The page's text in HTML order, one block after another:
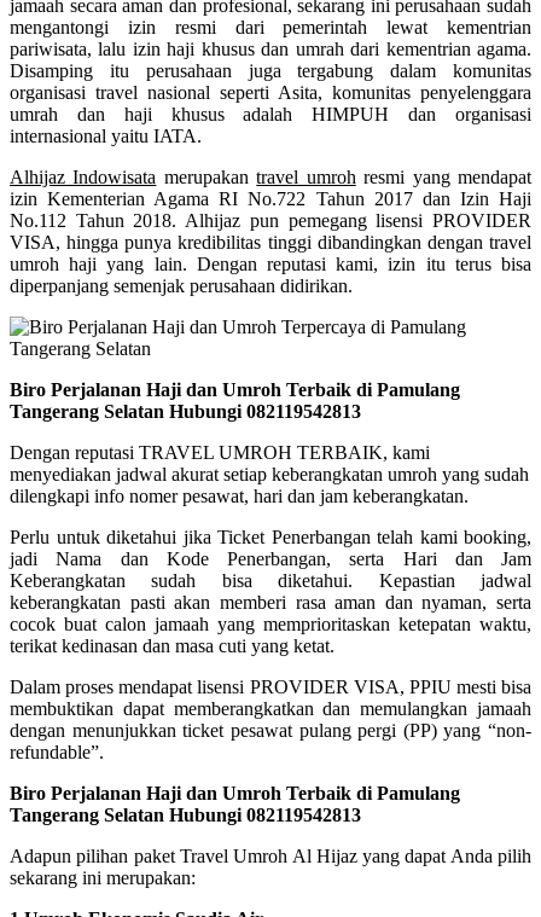
jamaah secara aman dan profesional, sekarang ini perusahaan sudah
mengantongi izin resmi dari pemerintah lewat kementrian
pariwisata, lalu izin haji khusus dan umrah dari kementrian agama.
Disamping itu perusahaan juga tergabung dalam komunitas
organisasi travel nasional seperti Asita, komunitas penyelenggara
umrah dan haji khusus adalah HIMPUH dan organisasi
internasional yaitu IATA.
Alhijaz Indowisata merupakantravel umroh resmi yang mendapat
izin Kementerian Agama RI No.722 Tahun 2017 dan Izin Haji
No.112 Tahun 2018. Alhijaz pun pemegang lisensi PROVIDER
VISA, hingga punya kredibilitas tinggi dibandingkan dengan travel
umroh haji yang lain. Dengan reputasi kami, izin itu terus bisa
diperpanjang semenjak perusahaan didirikan.
Biro Perjalanan Haji dan Umroh Terbaik di Pamulang
Tangerang Selatan Hubungi 082119542813
Dengan reputasi TRAVEL UMROH TERBAIK, kami
menyediakan jadwal akurat setiap keberangkatan umroh yang sudah
dilengkapi info nomer pesawat, hari dan jam keberangkatan.
Perlu untuk diketahui jika Ticket Penerbangan telah kami booking,
jadi Nama dan Kode Penerbangan, serta Hari dan Jam
Keberangkatan sudah bisa diketahui. Kepastian jadwal
keberangkatan pasti akan memberi rasa aman dan nyaman, serta
cocok buat calon jamaah yang memprioritaskan ketepatan waktu,
terikat kedinasan dan masa cuti yang ketat.
Dalam proses mendapat lisensi PROVIDER VISA, PPIU mesti bisa
membuktikan dapat memberangkatkan dan memulangkan jamaah
dengan menunjukkan ticket pesawat pulang pergi (PP) yang “non-
refundable”.
Biro Perjalanan Haji dan Umroh Terbaik di Pamulang
Tangerang Selatan Hubungi 082119542813
Adapun pilihan paket Travel Umroh Al Hijaz yang dapat Anda pilih
sekarang ini merupakan: